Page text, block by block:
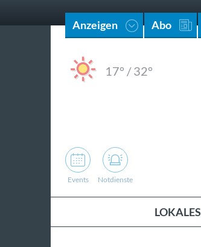
Anzeigen Abo
17° /32°
Events Notdienste
LOKALES